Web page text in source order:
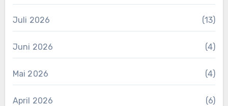
Juli 2026 (13)
Juni 2026 (4)
Mai 2026 (4)
April 2026 (6)